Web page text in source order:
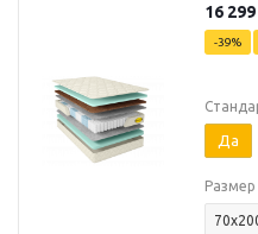
16 299
-39%
Да